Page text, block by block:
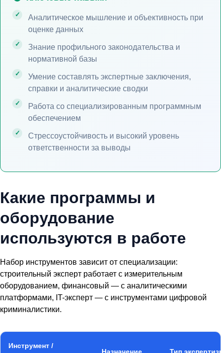
Аналитическое мышление и объективность при
оценке данных
Знание профильного законодательства и
нормативной базы
Умение составлять экспертные заключения,
справки и аналитические сводки
Работа со специализированным программным
обеспечением
Стрессоустойчивость и высокий уровень
ответственности за выводы
Какие программы и
оборудование
используются в работе
Набор инструментов зависит от специализации:
строительный эксперт работает с измерительным
оборудованием, финансовый — с аналитическими
платформами, IT-эксперт — с инструментами цифровой
криминалистики.
Инструмент /
Назначение Тип